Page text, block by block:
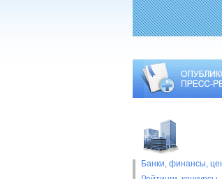
Банки, финансы,